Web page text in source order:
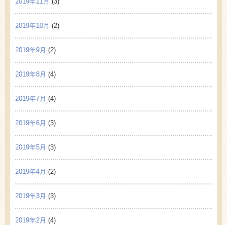
2019年10月 (2)
2019年9月 (2)
2019年8月 (4)
2019年7月 (4)
2019年6月 (3)
2019年5月 (3)
2019年4月 (2)
2019年3月 (3)
2019年2月 (4)